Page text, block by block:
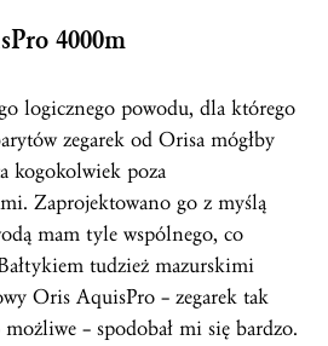
4000m
logicznego powodu, dla którego
zegarek od Orisa mógłby
kogokolwiek poza
Zaprojektowano go z myślą
mam tyle wspólnego, co
tudzież mazurskimi
Oris AquisPro – zegarek tak
– spodobał mi się bardzo.